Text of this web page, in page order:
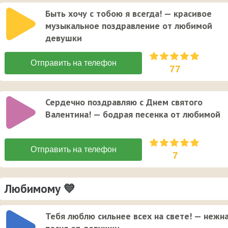
Быть хочу с тобою я всегда! — красивое
музыкальное поздравление от любимой
девушки
77
Сердечно поздравляю с Днем святого
Валентина! — бодрая песенка от любимой
7
Любимому 💙
Тебя люблю сильнее всех на свете! —